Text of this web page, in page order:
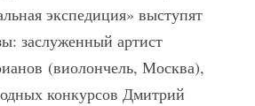
экспедиция» выступят
заслуженный артист
(виолончель, Москва),
конкурсов Дмитрий